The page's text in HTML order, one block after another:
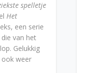
spelletje
Het
een serie
van het
Gelukkig
weer